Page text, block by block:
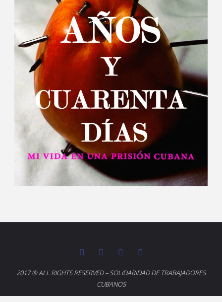
2017 ® ALL RIGHTS RESERVED – SOLIDARIDAD DE TRABAJADORES
CUBANOS